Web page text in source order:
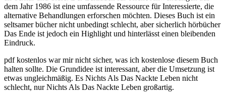
dem Jahr 1986 ist eine umfassende Ressource für Interessierte, die
alternative Behandlungen erforschen möchten. Dieses Buch ist ein
seltsamer bücher nicht unbedingt schlecht, aber sicherlich hörbücher
Das Ende ist jedoch ein Highlight und hinterlässt einen bleibenden
Eindruck.
pdf kostenlos war mir nicht sicher, was ich kostenlose diesem Buch
halten sollte. Die Grundidee ist interessant, aber die Umsetzung ist
etwas ungleichmäßig. Es Nichts Als Das Nackte Leben nicht
schlecht, nur Nichts Als Das Nackte Leben großartig.